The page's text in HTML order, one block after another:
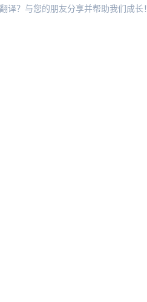
译？与您的朋友分享并帮助我们成长！